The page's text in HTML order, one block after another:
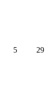
5 29